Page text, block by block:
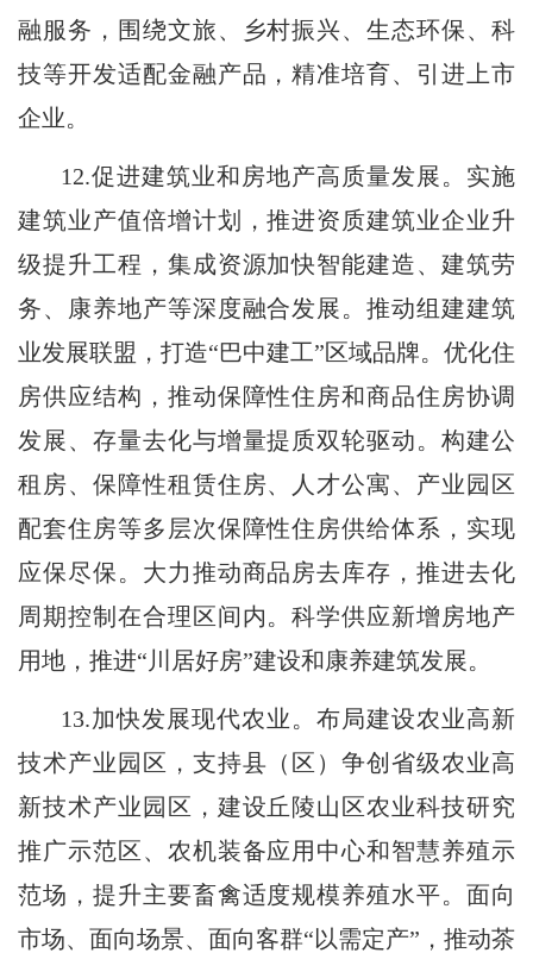
融服务，围绕文旅、乡村振兴、生态环保、科
技等开发适配金融产品，精准培育、引进上市
企业。
12.促进建筑业和房地产高质量发展。实施
建筑业产值倍增计划，推进资质建筑业企业升
级提升工程，集成资源加快智能建造、建筑劳
务、康养地产等深度融合发展。推动组建建筑
业发展联盟，打造“巴中建工”区域品牌。优化住
房供应结构，推动保障性住房和商品住房协调
发展、存量去化与增量提质双轮驱动。构建公
租房、保障性租赁住房、人才公寓、产业园区
配套住房等多层次保障性住房供给体系，实现
应保尽保。大力推动商品房去库存，推进去化
周期控制在合理区间内。科学供应新增房地产
用地，推进“川居好房”建设和康养建筑发展。
13.加快发展现代农业。布局建设农业高新
技术产业园区，支持县（区）争创省级农业高
新技术产业园区，建设丘陵山区农业科技研究
推广示范区、农机装备应用中心和智慧养殖示
范场，提升主要畜禽适度规模养殖水平。面向
市场、面向场景、面向客群“以需定产”，推动茶